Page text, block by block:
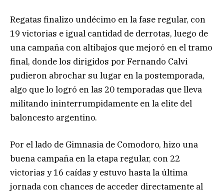
Regatas finalizo undécimo en la fase regular, con
19 victorias e igual cantidad de derrotas, luego de
una campaña con altibajos que mejoró en el tramo
final, donde los dirigidos por Fernando Calvi
pudieron abrochar su lugar en la postemporada,
algo que lo logró en las 20 temporadas que lleva
militando ininterrumpidamente en la elite del
baloncesto argentino.
Por el lado de Gimnasia de Comodoro, hizo una
buena campaña en la etapa regular, con 22
victorias y 16 caídas y estuvo hasta la última
jornada con chances de acceder directamente al